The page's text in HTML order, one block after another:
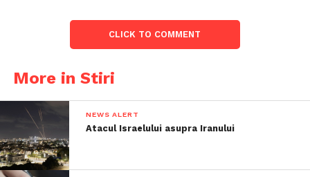
CLICK TO COMMENT
More in Stiri
NEWS ALERT
Atacul Israelului asupra Iranului